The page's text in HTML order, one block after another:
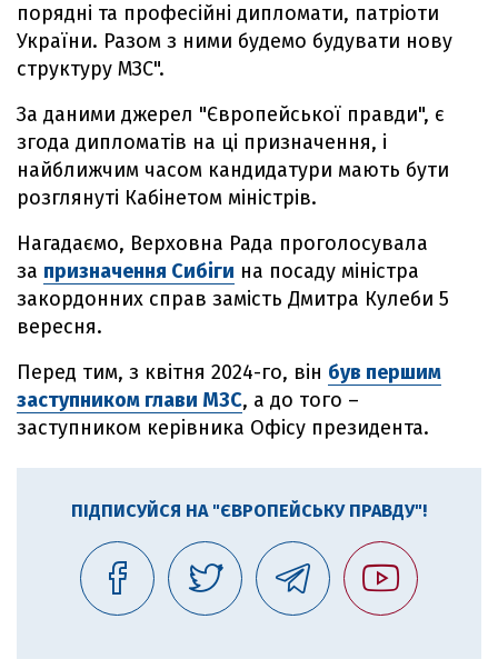
порядні та професійні дипломати, патріоти
України. Разом з ними будемо будувати нову
структуру МЗС".
За даними джерел "Європейської правди", є
згода дипломатів на ці призначення, і
найближчим часом кандидатури мають бути
розглянуті Кабінетом міністрів.
Нагадаємо, Верховна Рада проголосувала
за призначення Сибіги на посаду міністра
закордонних справ замість Дмитра Кулеби 5
вересня.
Перед тим, з квітня 2024-го, він був першим
заступником глави МЗС, а до того –
заступником керівника Офісу президента.
ПІДПИСУЙСЯ НА "ЄВРОПЕЙСЬКУ ПРАВДУ"!